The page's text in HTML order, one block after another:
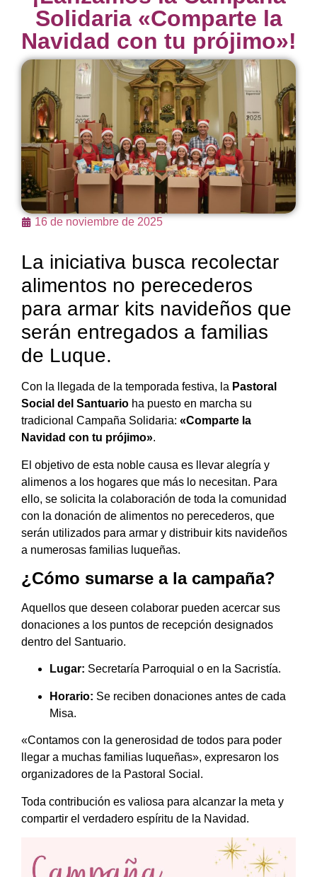
Solidaria «Comparte la
Navidad con tu prójimo»!
16 de noviembre de 2025
La iniciativa busca recolectar
alimentos no perecederos
para armar kits navideños que
serán entregados a familias
de Luque.
Con la llegada de la temporada festiva, la Pastoral
Social del Santuario ha puesto en marcha su
tradicional Campaña Solidaria: «Comparte la
Navidad con tu prójimo».
El objetivo de esta noble causa es llevar alegría y
alimenos a los hogares que más lo necesitan. Para
ello, se solicita la colaboración de toda la comunidad
con la donación de alimentos no perecederos, que
serán utilizados para armar y distribuir kits navideños
a numerosas familias luqueñas.
¿Cómo sumarse a la campaña?
Aquellos que deseen colaborar pueden acercar sus
donaciones a los puntos de recepción designados
dentro del Santuario.
Lugar: Secretaría Parroquial o en la Sacristía.
Horario: Se reciben donaciones antes de cada
Misa.
«Contamos con la generosidad de todos para poder
llegar a muchas familias luqueñas», expresaron los
organizadores de la Pastoral Social.
Toda contribución es valiosa para alcanzar la meta y
compartir el verdadero espíritu de la Navidad.